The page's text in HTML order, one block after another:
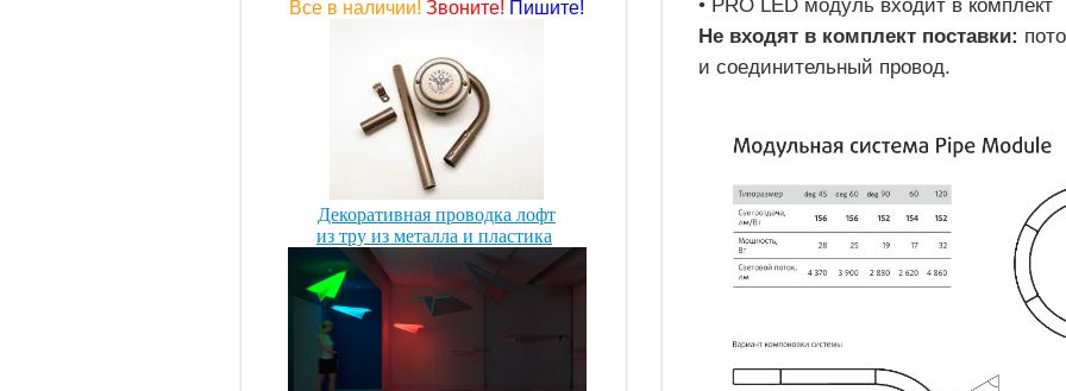
Все в наличии! Звоните! Пишите!
Декоративная проводка лофт
из тру из металла и пластика
• PRO LED модуль входит в комплект
Не входят в комплект поставки:
и соединительный провод.